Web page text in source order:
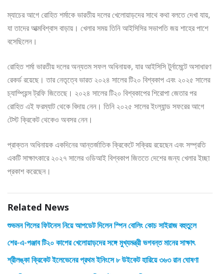
ম্যাচের আগে রোহিত শর্মাকে ভারতীয় দলের খেলোয়াড়দের সাথে কথা বলতে দেখা যায়,
যা তাদের আত্মবিশ্বাস বাড়ায়। খেলার সময় তিনি আইসিসির সভাপতি জয় শাহের পাশে
বসেছিলেন।
রোহিত শর্মা ভারতীয় দলের অন্যতম সফল অধিনায়ক, যার আইসিসি টুর্নামেন্টে অসাধারণ
রেকর্ড রয়েছে। তার নেতৃত্বে ভারত ২০২৪ সালের টি২০ বিশ্বকাপ এবং ২০২৫ সালের
চ্যাম্পিয়ন্স ট্রফি জিতেছে। ২০২৪ সালের টি২০ বিশ্বকাপের শিরোপা জেতার পর
রোহিত এই ফরম্যাট থেকে বিদায় নেন। তিনি ২০২৫ সালের ইংল্যান্ড সফরের আগে
টেস্ট ক্রিকেট থেকেও অবসর নেন।
প্রাক্তন অধিনায়ক একদিনের আন্তর্জাতিক ক্রিকেটে সক্রিয় রয়েছেন এবং সম্প্রতি
একটি সাক্ষাৎকারে ২০২৭ সালের ওডিআই বিশ্বকাপ জিততে দেশের জন্য খেলার ইচ্ছা
প্রকাশ করেছেন।
Related News
শুভমন গিলের ফিটনেস নিয়ে আপডেট দিলেন স্পিন বোলিং কোচ সাইরাজ বহুতুলে
শের-এ-পঞ্জাব টি২০ কাপের খেলোয়াড়দের সঙ্গে মুখ্যমন্ত্রী ভগবন্ত মানের সাক্ষাৎ
শ্রীলঙ্কা ক্রিকেট ইলেভেনের প্রথম ইনিংসে ৮ উইকেট হারিয়ে ৩৬৩ রান ঘোষণা